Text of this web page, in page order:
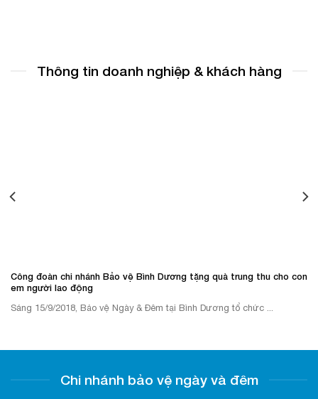
Thông tin doanh nghiệp & khách hàng
Công đoàn chi nhánh Bảo vệ Bình Dương tặng quà trung thu cho con
em người lao động
Sáng 15/9/2018, Bảo vệ Ngày & Đêm tại Bình Dương tổ chức ...
Chi nhánh bảo vệ ngày và đêm